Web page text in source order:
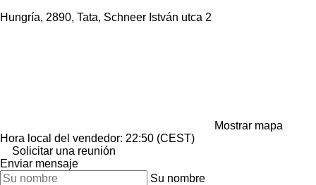
Hungría, 2890, Tata, Schneer István utca 2
Mostrar mapa
Hora local del vendedor: 22:50 (CEST)
Solicitar una reunión
Enviar mensaje
Su nombre